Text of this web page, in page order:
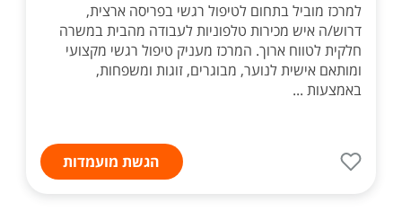
למרכז מוביל בתחום לטיפול רגשי בפריסה ארצית,
דרוש/ה איש מכירות טלפוניות לעבודה מהבית במשרה
חלקית לטווח ארוך. המרכז מעניק טיפול רגשי מקצועי
ומותאם אישית לנוער, מבוגרים, זוגות ומשפחות,
באמצעות ...
הגשת מועמדות